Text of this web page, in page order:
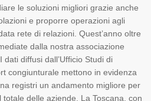
le soluzioni migliori grazie anche
e proporre operazioni agli
rete di relazioni. Quest’anno oltre
dalla nostra associazione
diffusi dall’Ufficio Studi di
congiunturale mettono in evidenza
registri un andamento migliore per
delle aziende. La Toscana, con